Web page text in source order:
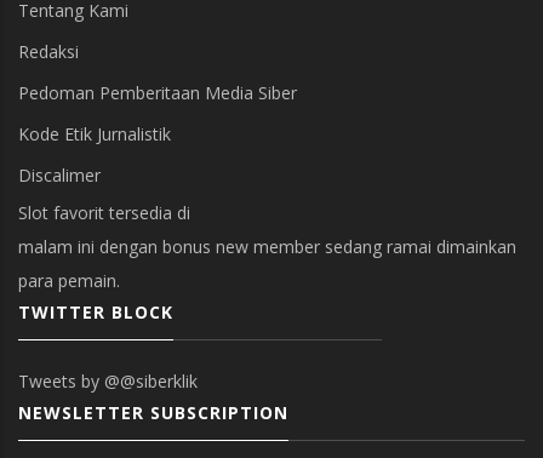
Tentang Kami
Redaksi
Pedoman Pemberitaan Media Siber
Kode Etik Jurnalistik
Discalimer
Slot favorit tersedia di
malam ini dengan bonus new member sedang ramai dimainkan
para pemain.
TWITTER BLOCK
Tweets by @@siberklik
NEWSLETTER SUBSCRIPTION